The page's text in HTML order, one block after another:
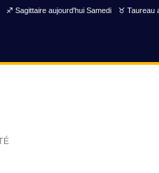
♐ Sagittaire aujourd'hui Samedi ♉ Taureau